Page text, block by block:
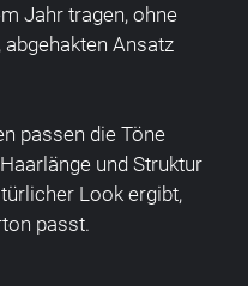
Jahr tragen, ohne
Ansatz
passen die Töne
und Struktur
Look ergibt,
passt.